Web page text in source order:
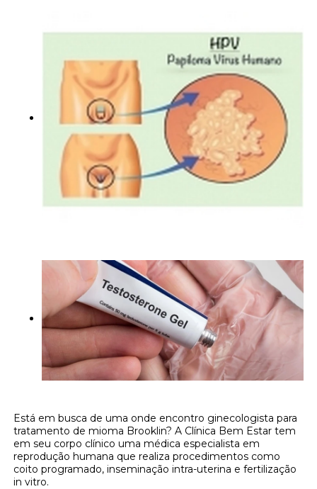
Está em busca de uma onde encontro ginecologista para
tratamento de mioma Brooklin? A Clínica Bem Estar tem
em seu corpo clínico uma médica especialista em
reprodução humana que realiza procedimentos como
coito programado, inseminação intra-uterina e fertilização
in vitro.